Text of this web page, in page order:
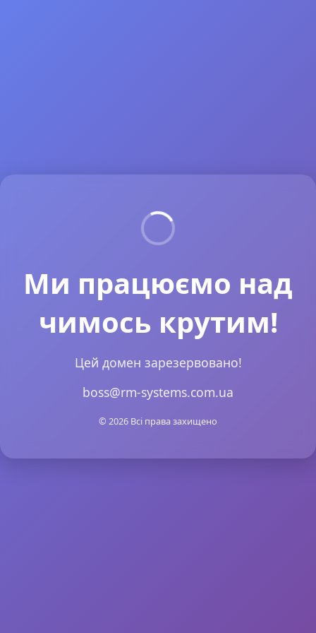
Ми працюємо над
чимось крутим!
Цей домен зарезервовано!
boss@rm-systems.com.ua
© 2026 Всі права захищено